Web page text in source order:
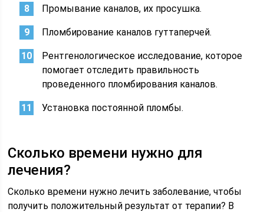
Промывание каналов, их просушка.
Пломбирование каналов гуттаперчей.
Рентгенологическое исследование, которое
помогает отследить правильность
проведенного пломбирования каналов.
Установка постоянной пломбы.
Сколько времени нужно для
лечения?
Сколько времени нужно лечить заболевание, чтобы
получить положительный результат от терапии? В